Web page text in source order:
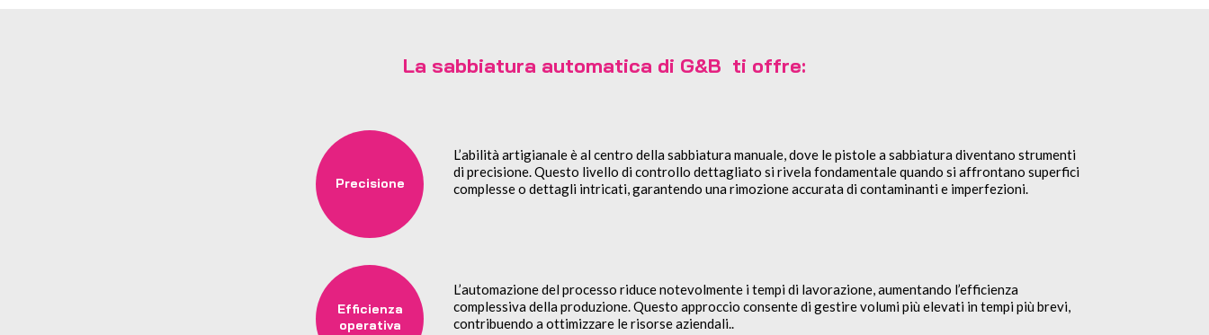
La sabbiatura automatica di G&B ti offre:
Precisione
L’abilità artigianale è al centro della sabbiatura manuale, dove le pistole a sabbiatura diventano strumenti
di precisione. Questo livello di controllo dettagliato si rivela fondamentale quando si affrontano superfici
complesse o dettagli intricati, garantendo una rimozione accurata di contaminanti e imperfezioni.
Efficienza
operativa
L’automazione del processo riduce notevolmente i tempi di lavorazione, aumentando l’efficienza
complessiva della produzione. Questo approccio consente di gestire volumi più elevati in tempi più brevi,
contribuendo a ottimizzare le risorse aziendali..